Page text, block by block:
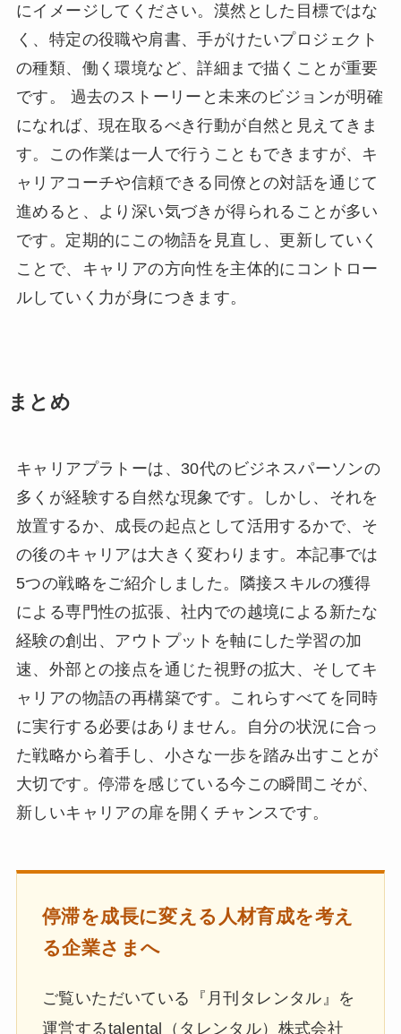
にイメージしてください。漠然とした目標ではな
く、特定の役職や肩書、手がけたいプロジェクト
の種類、働く環境など、詳細まで描くことが重要
です。 過去のストーリーと未来のビジョンが明確
になれば、現在取るべき行動が自然と見えてきま
す。この作業は一人で行うこともできますが、キ
ャリアコーチや信頼できる同僚との対話を通じて
進めると、より深い気づきが得られることが多い
です。定期的にこの物語を見直し、更新していく
ことで、キャリアの方向性を主体的にコントロー
ルしていく力が身につきます。
まとめ
キャリアプラトーは、30代のビジネスパーソンの
多くが経験する自然な現象です。しかし、それを
放置するか、成長の起点として活用するかで、そ
の後のキャリアは大きく変わります。本記事では
5つの戦略をご紹介しました。隣接スキルの獲得
による専門性の拡張、社内での越境による新たな
経験の創出、アウトプットを軸にした学習の加
速、外部との接点を通じた視野の拡大、そしてキ
ャリアの物語の再構築です。これらすべてを同時
に実行する必要はありません。自分の状況に合っ
た戦略から着手し、小さな一歩を踏み出すことが
大切です。停滞を感じている今この瞬間こそが、
新しいキャリアの扉を開くチャンスです。
停滞を成長に変える人材育成を考え
る企業さまへ
ご覧いただいている『月刊タレンタル』を
運営するtalental（タレンタル）株式会社